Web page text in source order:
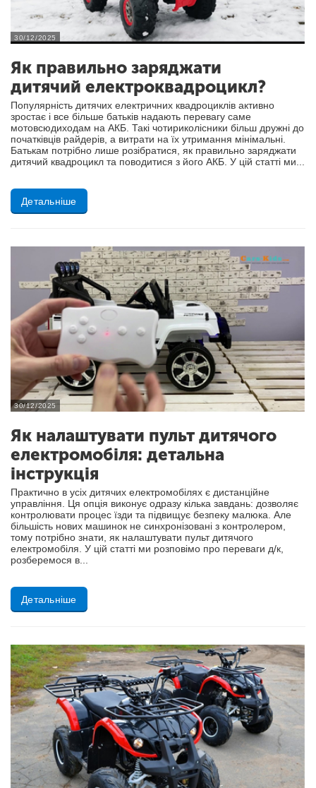
30/12/2025
Як правильно заряджати
дитячий електроквадроцикл?
Популярність дитячих електричних квадроциклів активно
зростає і все більше батьків надають перевагу саме
мотовсюдиходам на АКБ. Такі чотириколісники більш дружні до
початківців райдерів, а витрати на їх утримання мінімальні.
Батькам потрібно лише розібратися, як правильно заряджати
дитячий квадроцикл та поводитися з його АКБ. У цій статті ми...
Детальніше
30/12/2025
Як налаштувати пульт дитячого
електромобіля: детальна
інструкція
Практично в усіх дитячих електромобілях є дистанційне
управління. Ця опція виконує одразу кілька завдань: дозволяє
контролювати процес їзди та підвищує безпеку малюка. Але
більшість нових машинок не синхронізовані з контролером,
тому потрібно знати, як налаштувати пульт дитячого
електромобіля. У цій статті ми розповімо про переваги д/к,
розберемося в...
Детальніше